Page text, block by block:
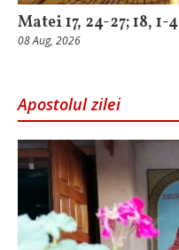
Matei 17, 24-27; 18, 1-4
08 Aug, 2026
Apostolul zilei